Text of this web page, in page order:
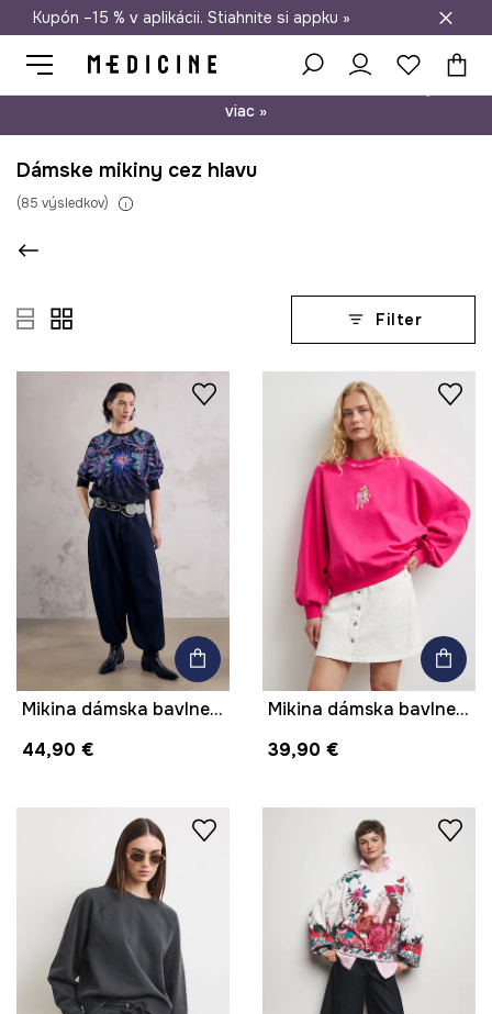
Doprava zadarmo od 50 €
Kupón –15 % v aplikácii. Stiahnite si appku »
viac »
Dámske mikiny cez hlavu
(85 výsledkov)
Filter
Mikina dámska bavlnená z kolekcie Mythical Creatures
44,90 €
Mikina dámska bavlnená s elastanom
39,90 €